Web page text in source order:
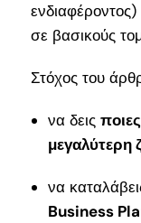
σε βασικούς
Στόχος του
να δεις
μεγαλύτερη
να
Business